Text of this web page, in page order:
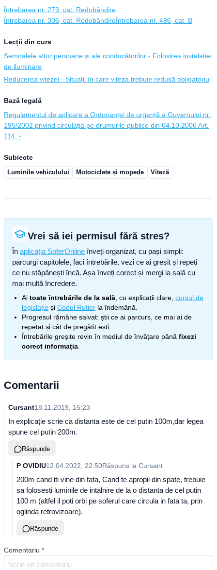
Întrebarea nr. 273, cat. Redobândire
Întrebarea nr. 306, cat. RedobândireÎntrebarea nr. 496, cat. B
Lecții din curs
Semnalele altor persoane și ale conducătorilor - Folosirea instalației
de iluminare
Reducerea vitezei - Situații în care viteza trebuie redusă obligatoriu
Bază legală
Regulamentul de aplicare a Ordonanței de urgență a Guvernului nr.
195/2002 privind circulația pe drumurile publice din 04.10.2006 Art.
114. -
Subiecte
Luminile vehiculului Motociclete și mopede Viteză
Vrei să iei permisul fără stres?
În aplicația SoferOnline înveți organizat, cu pași simpli:
parcurgi capitolele, faci întrebările, vezi ce ai greșit și repeți
ce nu stăpânești încă. Așa înveți corect și mergi la sală cu
mai multă încredere.
Ai toate întrebările de la sală , cu explicații clare, cursul de
legislație și Codul Rutier la îndemână.
Progresul rămâne salvat: știi ce ai parcurs, ce mai ai de
repetat și cât de pregătit ești.
Întrebările greșite revin în mediul de învățare până fixezi
corect informația
Comentarii
Cursant18.11.2019, 15:23
In explicație scrie ca distanta este de cel putin 100m,dar legea
spune cel putin 200m.
Răspunde
P OVIDIU12.04.2022, 22:50Răspuns la Cursant
200m cand iti vine din fata, Cand te apropii din spate, trebuie
sa folosesti luminile de intalnire de la o distanta de cel putin
100 m (altfel il poti orbi pe soferul care circula in fata ta, prin
oglinda retrovizoare).
Răspunde
Comentariu *